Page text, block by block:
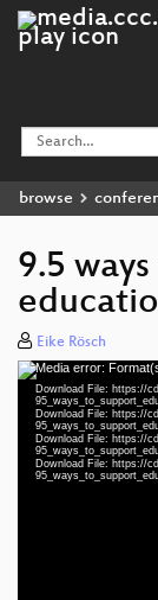
browse
9.5
Eike Rösch
Video
Player
Media error:
Download File: https://
Download File: https://
Download File: https://
Download File: https://